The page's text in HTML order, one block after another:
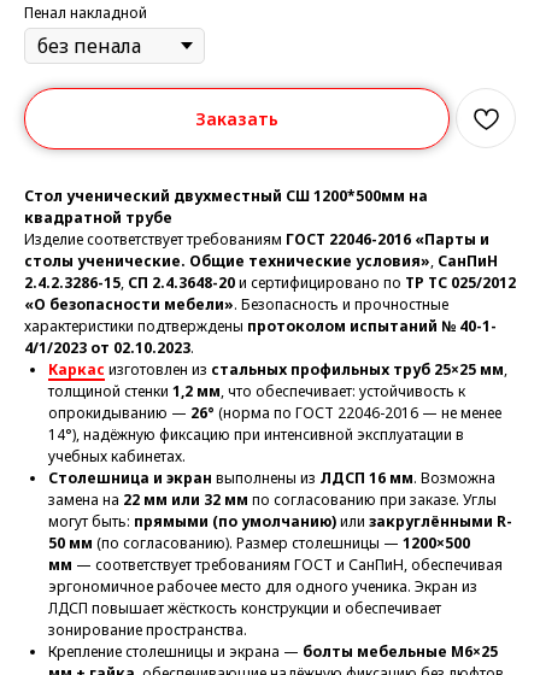
Пенал накладной
Заказать
Стол ученический двухместный СШ 1200*500мм на
квадратной трубе
Изделие соответствует требованиям ГОСТ 22046-2016 «Парты и
столы ученические. Общие технические условия», СанПиН
2.4.2.3286-15, СП 2.4.3648-20и сертифицировано по ТР ТС 025/2012
«О безопасности мебели». Безопасность и прочностные
характеристики подтверждены протоколом испытаний № 40-1-
4/1/2023 от 02.10.2023.
Каркас изготовлен из стальных профильных труб 25×25 мм,
толщиной стенки 1,2 мм, что обеспечивает: устойчивость к
опрокидыванию — 26° (норма по ГОСТ 22046-2016 — не менее
14°), надёжную фиксацию при интенсивной эксплуатации в
учебных кабинетах.
Столешница и экран выполнены из ЛДСП 16 мм. Возможна
замена на 22 мм или 32 мм по согласованию при заказе. Углы
могут быть: прямыми (по умолчанию)или закруглёнными R-
50 мм (по согласованию). Размер столешницы — 1200×500
мм — соответствует требованиям ГОСТ и СанПиН, обеспечивая
эргономичное рабочее место для одного ученика. Экран из
ЛДСП повышает жёсткость конструкции и обеспечивает
зонирование пространства.
Крепление столешницы и экрана — болты мебельные М6×25